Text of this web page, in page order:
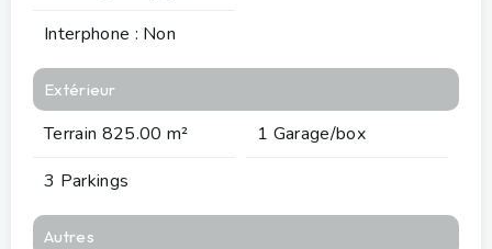
Interphone : Non
Extérieur
Terrain 825.00 m²
1 Garage/box
3 Parkings
Autres